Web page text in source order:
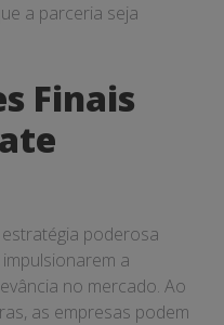
a parceria seja
Finais
poderosa
a
no mercado. Ao
as empresas podem